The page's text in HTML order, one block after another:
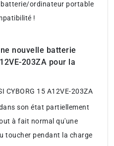
batterie/ordinateur portable
!
nouvelle batterie
203ZA pour la
CYBORG 15 A12VE-203ZA
son état partiellement
à fait normal qu'une
toucher pendant la charge